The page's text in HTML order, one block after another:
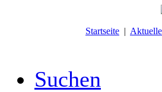
Startseite |
Suchen